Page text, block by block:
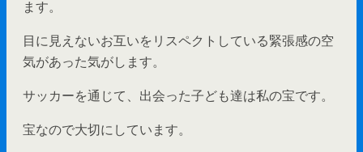
ます。
目に見えないお互いをリスペクトしている緊張感の空
気があった気がします。
サッカーを通じて、出会った子ども達は私の宝です。
宝なので大切にしています。